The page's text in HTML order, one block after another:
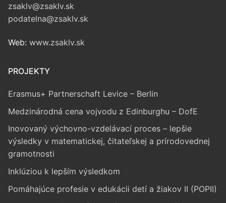
zsaklv@zsaklv.sk
podatelna@zsaklv.sk
Web: www.zsaklv.sk
PROJEKTY
Erasmus+ Partnerschaft Levice – Berlin
Medzinárodná cena vojvodu z Edinburghu – DofE
Inovovaný výchovno-vzdelávací proces – lepšie
výsledky v matematickej, čitateľskej a prírodovednej
gramotnosti
Inklúziou k lepším výsledkom
Pomáhajúce profesie v edukácii detí a žiakov II (POPII)